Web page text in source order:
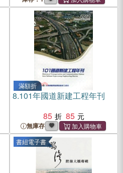
滿額折
8.101年國道新建工程年刊
85
85
無庫存
書紐電子書